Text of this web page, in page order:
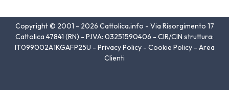
Copyright © 2001 - 2026 Cattolica.info - Via Risorgimento 17
Cattolica 47841 (RN) - P.IVA: 03251590406 - CIR/CIN struttura:
IT099002A1KGAFP25U - Privacy Policy - Cookie Policy - Area
Clienti